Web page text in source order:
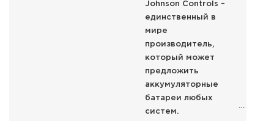
Johnson Controls –
единственный в
мире
производитель,
который может
предложить
аккумуляторные
батареи любых
систем.